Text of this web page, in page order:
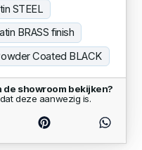
STEEL
BRASS finish
Coated BLACK
de showroom bekijken?
deze aanwezig is.